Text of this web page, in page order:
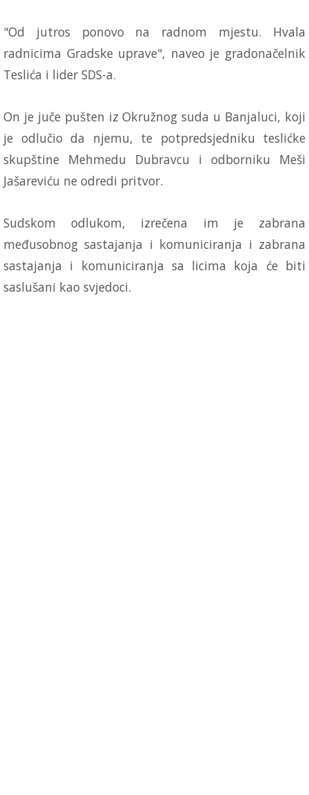
"Od jutros ponovo na radnom mjestu. Hvala
radnicima Gradske uprave", naveo je gradonačelnik
Teslića i lider SDS-a.
On je juče pušten iz Okružnog suda u Banjaluci, koji
je odlučio da njemu, te potpredsjedniku teslićke
skupštine Mehmedu Dubravcu i odborniku Meši
Jašareviću ne odredi pritvor.
Sudskom odlukom, izrečena im je zabrana
međusobnog sastajanja i komuniciranja i zabrana
sastajanja i komuniciranja sa licima koja će biti
saslušani kao svjedoci.